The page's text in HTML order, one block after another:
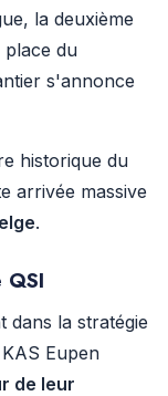
la deuxième
place du
s'annonce
historique du
arrivée massive
.
dans la stratégie
Eupen
de leur